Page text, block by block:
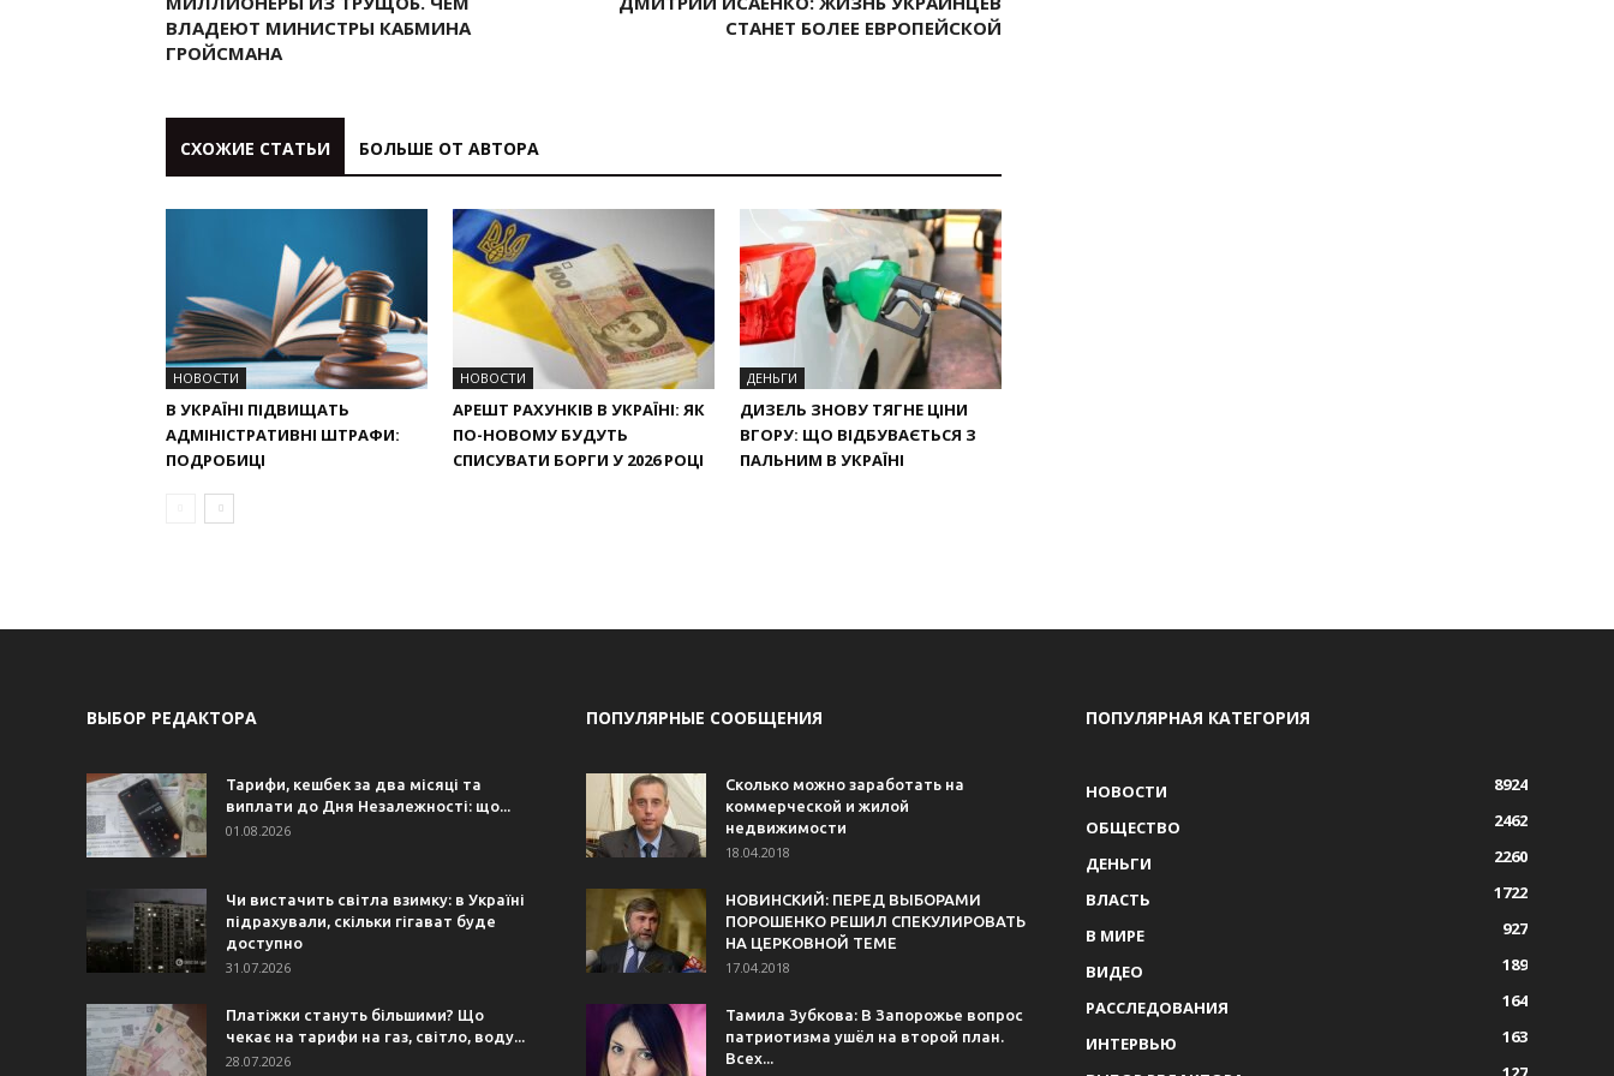
ВЛАДЕЮТ МИНИСТРЫ КАБМИНА
ГРОЙСМАНА
СТАНЕТ БОЛЕЕ ЕВРОПЕЙСКОЙ
СХОЖИЕ СТАТЬИ БОЛЬШЕ ОТ АВТОРА
НОВОСТИ
В УКРАЇНІ ПІДВИЩАТЬ
АДМІНІСТРАТИВНІ ШТРАФИ:
ПОДРОБИЦІ
НОВОСТИ
АРЕШТ РАХУНКІВ В УКРАЇНІ: ЯК
ПО-НОВОМУ БУДУТЬ
СПИСУВАТИ БОРГИ У 2026 РОЦІ
ДЕНЬГИ
ДИЗЕЛЬ ЗНОВУ ТЯГНЕ ЦІНИ
ВГОРУ: ЩО ВІДБУВАЄТЬСЯ З
ПАЛЬНИМ В УКРАЇНІ
ВЫБОР РЕДАКТОРА
Тарифи, кешбек за два місяці та
виплати до Дня Незалежності: що...
01.08.2026
Чи вистачить світла взимку: в Україні
підрахували, скільки гігават буде
доступно
31.07.2026
Платіжки стануть більшими? Що
чекає на тарифи на газ, світло, воду...
28.07.2026
ПОПУЛЯРНЫЕ СООБЩЕНИЯ
Сколько можно заработать на
коммерческой и жилой
недвижимости
18.04.2018
НОВИНСКИЙ: ПЕРЕД ВЫБОРАМИ
ПОРОШЕНКО РЕШИЛ СПЕКУЛИРОВАТЬ
НА ЦЕРКОВНОЙ ТЕМЕ
17.04.2018
Тамила Зубкова: В Запорожье вопрос
патриотизма ушёл на второй план.
Всех...
ПОПУЛЯРНАЯ КАТЕГОРИЯ
НОВОСТИ
8924
ОБЩЕСТВО
2462
ДЕНЬГИ
2260
ВЛАСТЬ
1722
В МИРЕ
927
ВИДЕО
189
РАССЛЕДОВАНИЯ
164
ИНТЕРВЬЮ
163